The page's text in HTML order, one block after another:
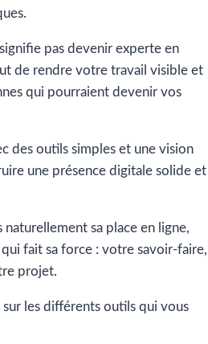
pas devenir experte en
de rendre votre travail visible et
qui pourraient devenir vos
des outils simples et une vision
une présence digitale solide et
sa place en ligne,
fait sa force : votre savoir-faire,
projet.
les différents outils qui vous